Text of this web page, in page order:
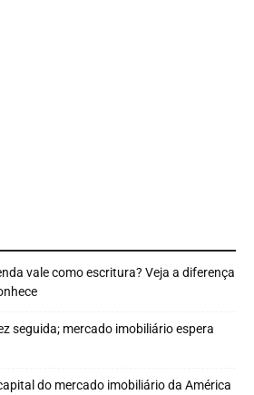
vale como escritura? Veja a diferença
seguida; mercado imobiliário espera
do mercado imobiliário da América